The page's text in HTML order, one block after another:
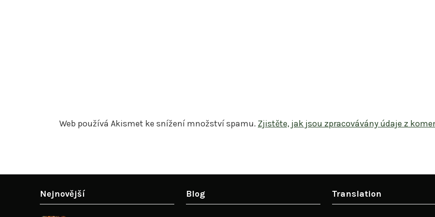
Web používá Akismet ke snížení množství spamu. Zjistěte, jak jsou zpracovávány údaje z
Nejnovější Blog Translation